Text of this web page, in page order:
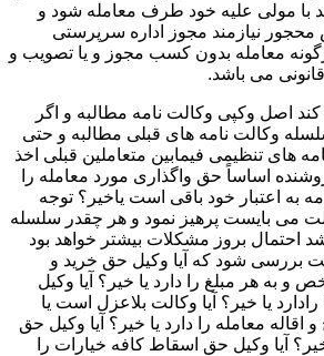
با مولی علیه خود طرف معامله شود و
نیازمند مجوز اداره سرپرستی
معامله بدون کسب مجوز و یا تصویب و
قانونی می باشد.
اصل وکپی وکالت نامه مطالبه و اگر
وکالت نامه های قبلی مطالبه و حتی
های تنظیمی فیمابین متعاملین قبلی اخذ
اساساً حق واگذاری مورد معامله را
به اعتبار خود باقی است یاخیر؟ توجه
می بایست پرهیز نمود و هر چقدر سلسله
احتمال بروز مشکلات بیشتر خواهد بود
شود که آیا وکیل حق خرید و
و به هر مبلغ را دارد یا خیر؟ آیا وکیل
یا خیر؟ آیا وکالت بلاعزل است یا
معامله را دارد یا خیر؟ آیا وکیل حق
آیا وکیل حق اسقاط کافه خیارات را